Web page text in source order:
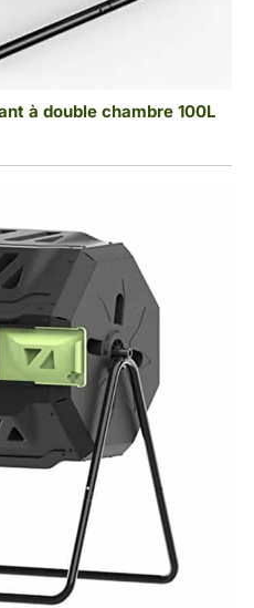
à double chambre 100L